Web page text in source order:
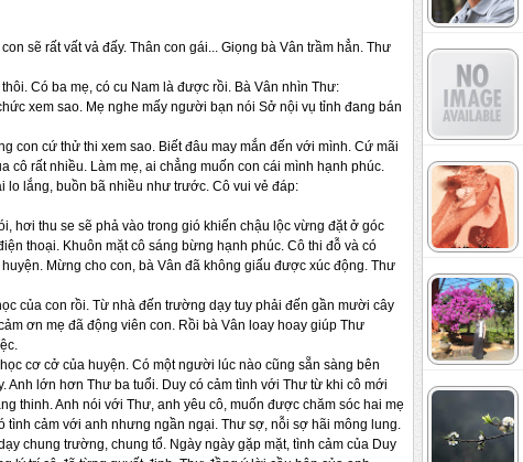
sẽ rất vất vả đấy. Thân con gái... Giọng bà Vân trầm hẳn. Thư
Có ba mẹ, có cu Nam là được rồi. Bà Vân nhìn Thư:
xem sao. Mẹ nghe mấy người bạn nói Sở nội vụ tỉnh đang bán
con cứ thử thi xem sao. Biết đâu may mắn đến với mình. Cứ mãi
cô rất nhiều. Làm mẹ, ai chẳng muốn con cái mình hạnh phúc.
lo lắng, buồn bã nhiều như trước. Cô vui vẻ đáp:
hơi thu se sẽ phả vào trong gió khiến chậu lộc vừng đặt ở góc
thoại. Khuôn mặt cô sáng bừng hạnh phúc. Cô thi đỗ và có
Mừng cho con, bà Vân đã không giấu được xúc động. Thư
của con rồi. Từ nhà đến trường dạy tuy phải đến gần mười cây
ơn mẹ đã động viên con. Rồi bà Vân loay hoay giúp Thư
cơ cở của huyện. Có một người lúc nào cũng sẵn sàng bên
Anh lớn hơn Thư ba tuổi. Duy có cảm tình với Thư từ khi cô mới
thinh. Anh nói với Thư, anh yêu cô, muốn được chăm sóc hai mẹ
tình cảm với anh nhưng ngần ngại. Thư sợ, nỗi sợ hãi mông lung.
chung trường, chung tổ. Ngày ngày gặp mặt, tình cảm của Duy